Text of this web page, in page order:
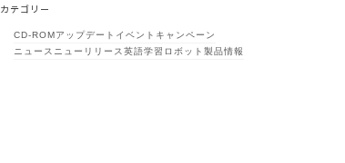
カテゴリー
CD-ROMアップデート イベント キャンペーン
ニュース ニューリリース 英語学習ロボット 製品情報